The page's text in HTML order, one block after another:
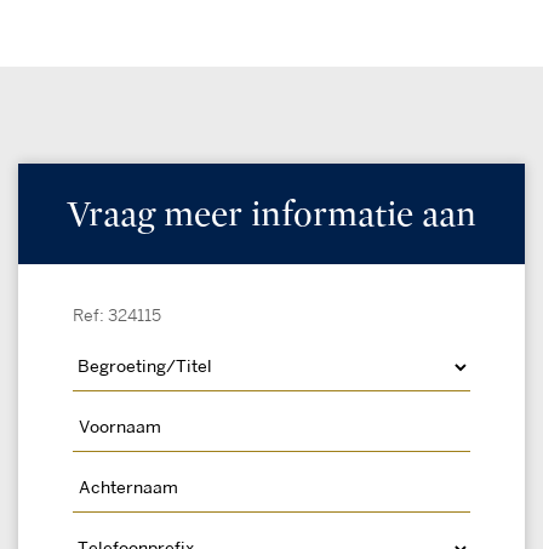
Vraag meer informatie aan
Ref: 324115